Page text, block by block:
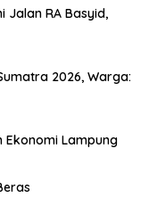
Jalan RA Basyid,
2026, Warga:
Ekonomi Lampung